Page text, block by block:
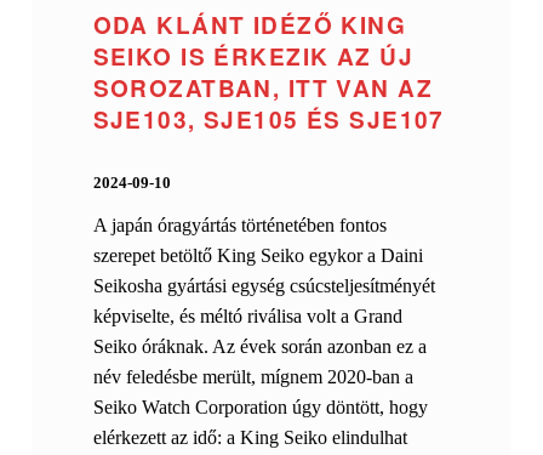
ODA KLÁNT IDÉZŐ KING
SEIKO IS ÉRKEZIK AZ ÚJ
SOROZATBAN, ITT VAN AZ
SJE103, SJE105 ÉS SJE107
2024-09-10
A japán óragyártás történetében fontos
szerepet betöltő King Seiko egykor a Daini
Seikosha gyártási egység csúcsteljesítményét
képviselte, és méltó riválisa volt a Grand
Seiko óráknak. Az évek során azonban ez a
név feledésbe merült, mígnem 2020-ban a
Seiko Watch Corporation úgy döntött, hogy
elérkezett az idő: a King Seiko elindulhat